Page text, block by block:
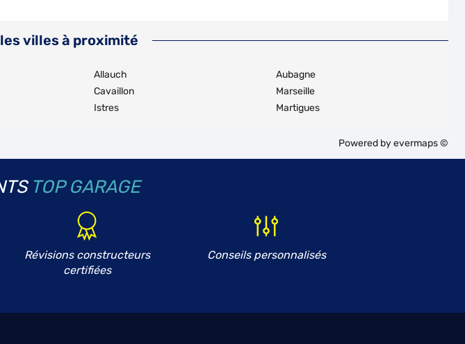
villes à proximité
Allauch
Cavaillon
Istres
Aubagne
Marseille
Martigues
Powered byevermaps ©
TOP GARAGE
Révisions constructeurs
certifiées
Conseils personnalisés